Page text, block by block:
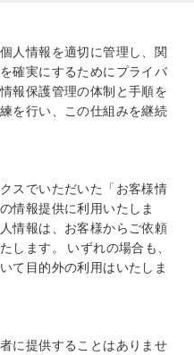
人情報を適切に管理し、関
確実にするためにプライバ
報保護管理の体制と手順を
を行い、この仕組みを継続
スでいただいた「お客様情
情報提供に利用いたしま
情報は、お客様からご依頼
します。 いずれの場合も、
て目的外の利用はいたしま
に提供することはありませ